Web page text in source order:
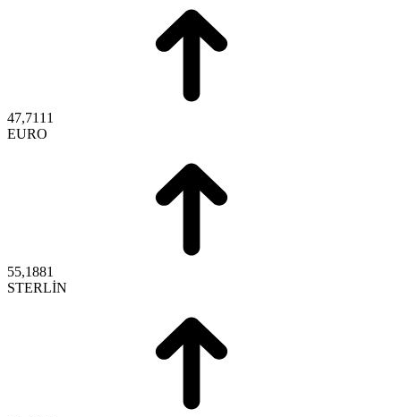
47,7111
EURO
55,1881
STERLİN